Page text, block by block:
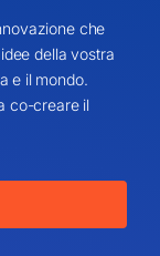
che
della vostra
e il mondo.
co-creare il